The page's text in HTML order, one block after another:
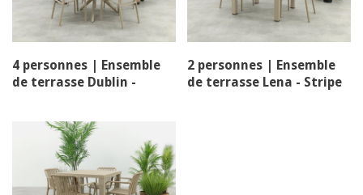
4 personnes | Ensemble
de terrasse Dublin -
2 personnes | Ensemble
de terrasse Lena - Stripe